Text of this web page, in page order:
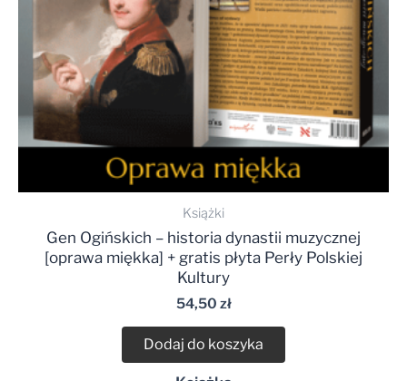
Książki
Gen Ogińskich – historia dynastii muzycznej
[oprawa miękka] + gratis płyta Perły Polskiej
Kultury
54,50 zł
Dodaj do koszyka